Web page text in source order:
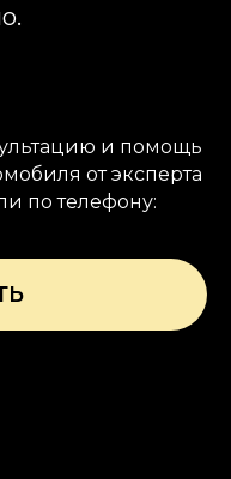
и помощь
от эксперта
по телефону: